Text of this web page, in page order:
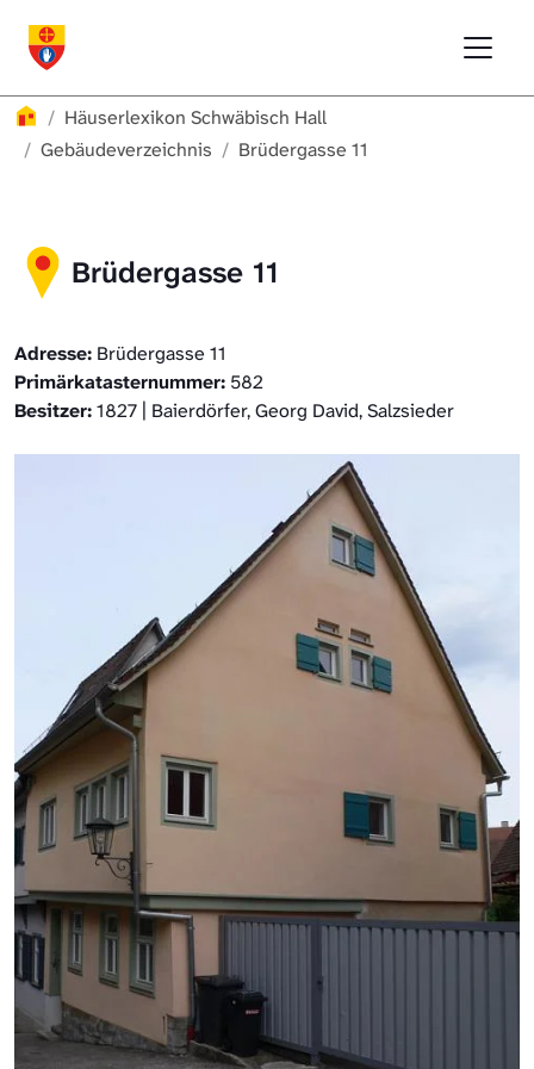
Häuserlexikon
Häuserlexikon Schwäbisch Hall
Gebäudeverzeichnis
Brüdergasse 11
Brüdergasse 11
Adresse: Brüdergasse 11
Primärkatasternummer: 582
Besitzer:1827 | Baierdörfer, Georg David, Salzsieder
Häuserlexikon Steinbach
Digitale Nachschlagewerke